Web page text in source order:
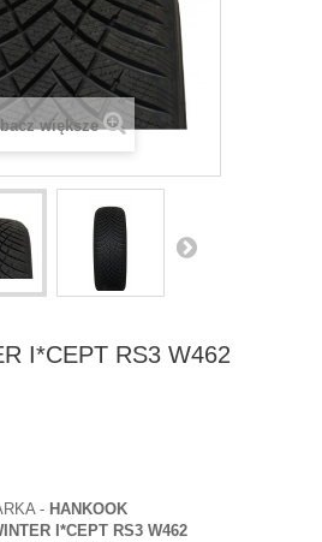
większe
I*CEPT RS3 W462
- HANKOOK
I*CEPT RS3 W462